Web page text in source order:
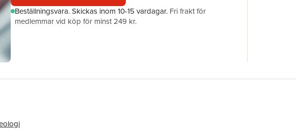
Beställningsvara.Skickas inom 10-15 vardagar. Fri frakt för
medlemmar vid köp för minst 249 kr.